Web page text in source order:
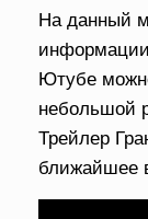
На данный
Ютубе
небольшой
Трейлер
ближайшее